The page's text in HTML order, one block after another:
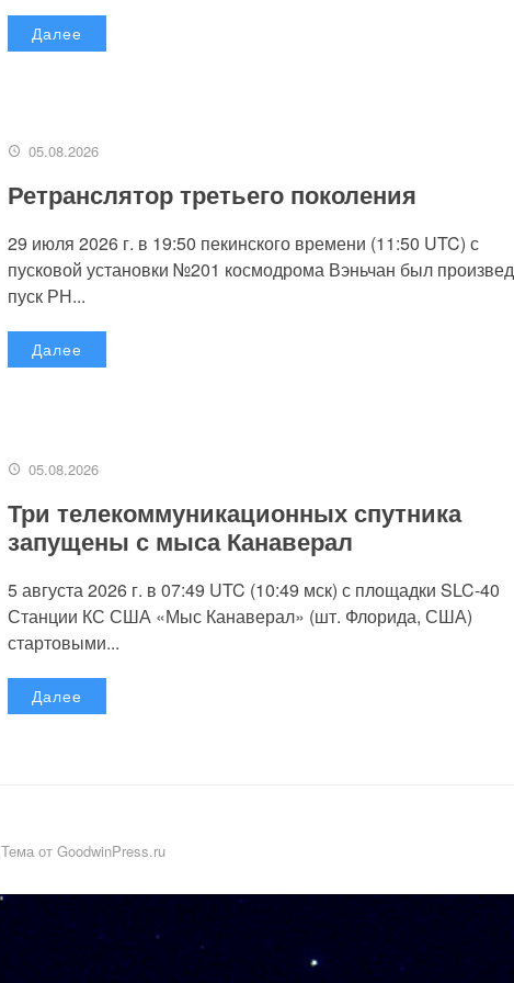
Далее
05.08.2026
Ретранслятор третьего поколения
29 июля 2026 г. в 19:50 пекинского времени (11:50 UTC) с
пусковой установки №201 космодрома Вэньчан был
пуск РН...
Далее
05.08.2026
Три телекоммуникационных спутника
запущены с мыса Канаверал
5 августа 2026 г. в 07:49 UTC (10:49 мск) с площадки SLC-40
Станции КС США «Мыс Канаверал» (шт. Флорида, США)
стартовыми...
Далее
Тема от GoodwinPress.ru